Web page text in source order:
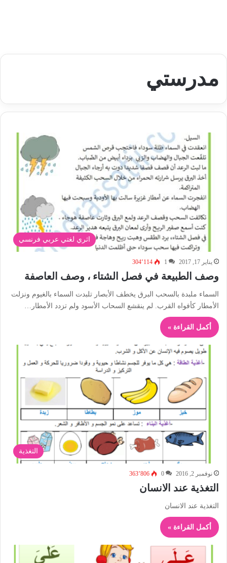
مدرستي
اثري لغتي عربي فرنسي
يناير 17, 2017 1 304٬114
وصف الطبيعة في فصل الشتاء ، وصف العاصفة
السماء ملبدة بالسحب البرق يخطف الأبصار تلبدت السماء بالغيوم ونزلت
الأمطار كأفواه القرب. لم ينقشع السحاب الأسود ولم تزدد الأمطار…
أكمل القراءة »
التغذية
نوفمبر 2, 2016 0 363٬806
التغذية عند الانسان
التغذية عند الانسان
أكمل القراءة »